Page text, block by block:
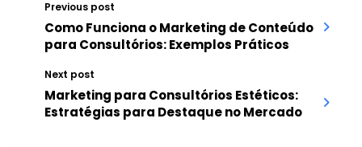
Previous post
Como Funciona o Marketing de Conteúdo
para Consultórios: Exemplos Práticos
Next post
Marketing para Consultórios Estéticos:
Estratégias para Destaque no Mercado